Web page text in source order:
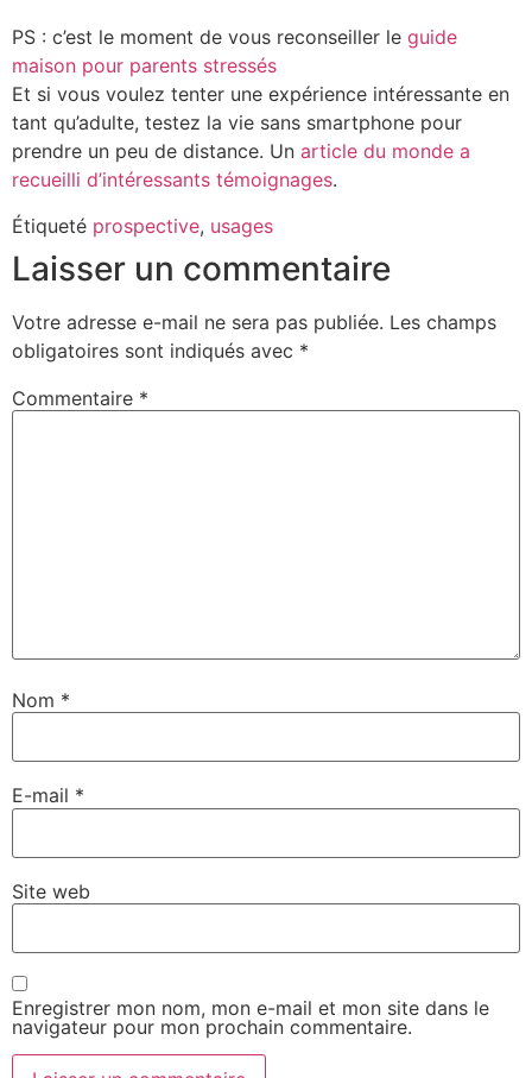
PS : c’est le moment de vous reconseiller le guide
maison pour parents stressés
Et si vous voulez tenter une expérience intéressante en
tant qu’adulte, testez la vie sans smartphone pour
prendre un peu de distance. Un article du monde a
recueilli d’intéressants témoignages.
Étiqueté prospective, usages
Laisser un commentaire
Votre adresse e-mail ne sera pas publiée. Les champs
obligatoires sont indiqués avec *
Commentaire *
Nom *
E-mail *
Site web
Enregistrer mon nom, mon e-mail et mon site dans le
navigateur pour mon prochain commentaire.